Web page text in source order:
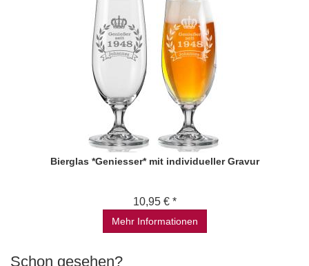
Bierglas *Geniesser* mit individueller Gravur
10,95 € *
Mehr Informationen
Schon gesehen?